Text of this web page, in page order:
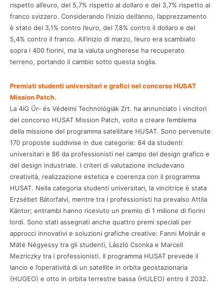
rispetto all’euro, del 5,7% rispetto al dollaro e del 3,7% rispetto al
franco svizzero. Considerando l’inizio dell’anno, l’apprezzamento
è stato del 3,1% contro l’euro, del 7,8% contro il dollaro e del
5,4% contro il franco. All’inizio di marzo, l’euro era scambiato
sopra i 400 fiorini, ma la valuta ungherese ha recuperato
terreno, portando il cambio sotto questa soglia.
Premiati studenti universitari e grafici nel concorso HUSAT
Mission Patch.
La 4iG Űr- és Védelmi Technológiák Zrt. ha annunciato i vincitori
del concorso HUSAT Mission Patch, volto a creare l’emblema
della missione del programma satellitare HUSAT. Sono pervenute
170 proposte suddivise in due categorie: 84 da studenti
universitari e 86 da professionisti nel campo del design grafico e
del design industriale. I criteri di valutazione includevano
creatività, realizzazione estetica e coerenza con il programma
HUSAT. Nella categoria studenti universitari, la vincitrice è stata
Erzsébet Bátorfalvi, mentre tra i professionisti ha prevalso Attila
Kántor; entrambi hanno ricevuto un premio di 1 milione di fiorini
lordi. Sono stati assegnati anche quattro premi speciali per
approcci innovativi e soluzioni grafiche creative: Fanni Molnár e
Máté Négyessy tra gli studenti, László Csonka e Marcell
Mezriczky tra i professionisti. Il programma HUSAT prevede il
lancio e l’operatività di un satellite in orbita geostazionaria
(HUGEO) e otto in orbita terrestre bassa (HULEO) entro il 2032.